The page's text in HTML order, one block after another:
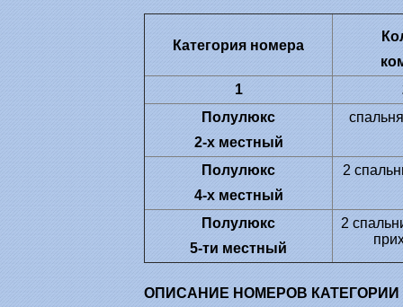
Категория номера
1
Полулюкс
2-х местный
Полулюкс
4-х местный
2
Полулюкс
5-ти местный
2
ОПИСАНИЕ НОМЕРОВ КАТЕГОРИИ